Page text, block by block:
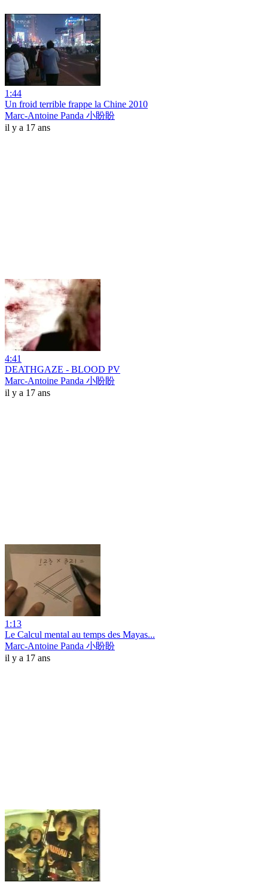
1:44
Un froid terrible frappe la Chine 2010
Marc-Antoine Panda 小盼盼
il y a 17 ans
4:41
DEATHGAZE - BLOOD PV
Marc-Antoine Panda 小盼盼
il y a 17 ans
1:13
Le Calcul mental au temps des Mayas...
Marc-Antoine Panda 小盼盼
il y a 17 ans